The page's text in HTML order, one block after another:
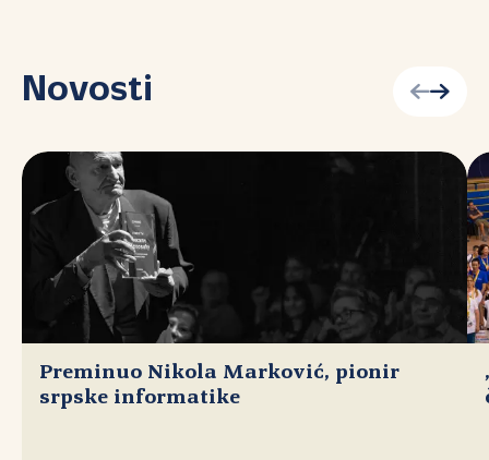
Novosti
Preminuo Nikola Marković, pionir
srpske informatike